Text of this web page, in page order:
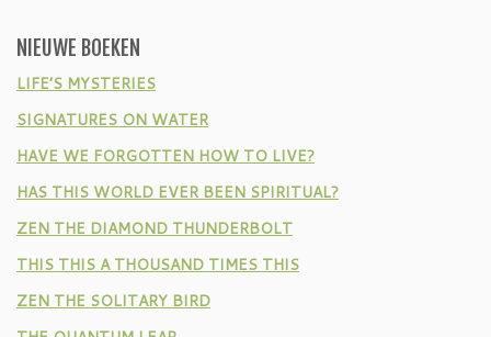
NIEUWE BOEKEN
LIFE’S MYSTERIES
SIGNATURES ON WATER
HAVE WE FORGOTTEN HOW TO LIVE?
HAS THIS WORLD EVER BEEN SPIRITUAL?
ZEN THE DIAMOND THUNDERBOLT
THIS THIS A THOUSAND TIMES THIS
ZEN THE SOLITARY BIRD